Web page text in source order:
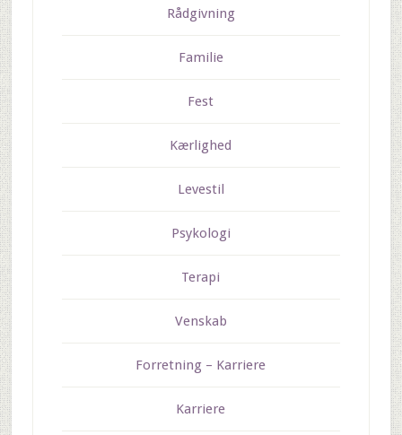
Rådgivning
Familie
Fest
Kærlighed
Levestil
Psykologi
Terapi
Venskab
Forretning – Karriere
Karriere